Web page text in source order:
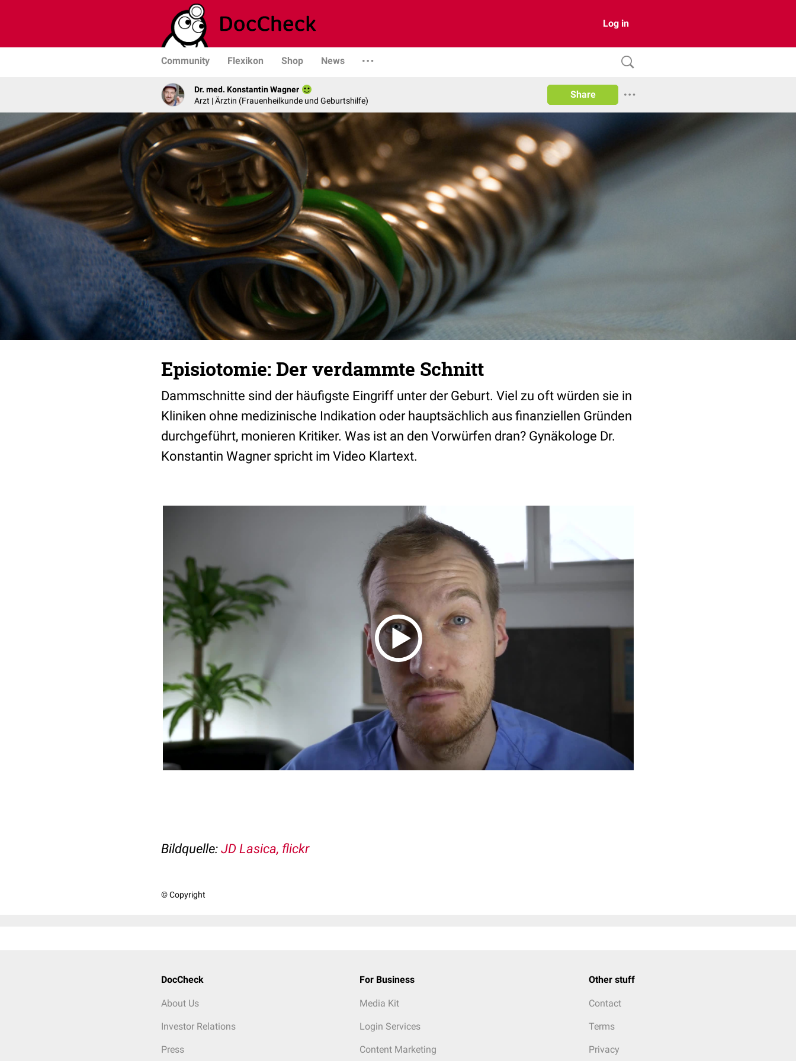
Log in
Community Flexikon Shop News
Dr. med. Konstantin Wagner
Arzt | Ärztin (Frauenheilkunde und Geburtshilfe)
Share
Episiotomie: Der verdammte Schnitt
Dammschnitte sind der häufigste Eingriff unter der Geburt. Viel zu oft würden sie in
Kliniken ohne medizinische Indikation oder hauptsächlich aus finanziellen Gründen
durchgeführt, monieren Kritiker. Was ist an den Vorwürfen dran? Gynäkologe Dr.
Konstantin Wagner spricht im Video Klartext.
Bildquelle: JD Lasica, flickr
© Copyright
DocCheck
About Us
Investor Relations
Press
For Business
Media Kit
Login Services
Content Marketing
Other stuff
Contact
Terms
Privacy